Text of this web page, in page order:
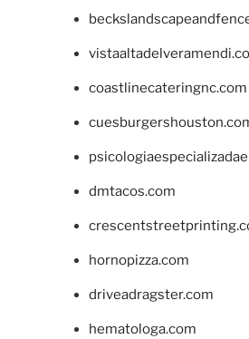
coastlinecateringnc.com
dmtacos.com
hornopizza.com
driveadragster.com
hematologa.com